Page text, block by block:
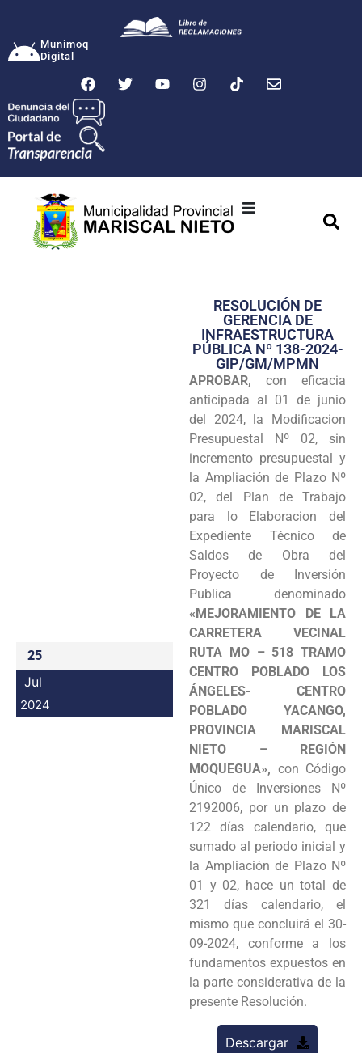
Munimoq
Digital
Transparencia
Seguridad
Programas
Intranet
25
Jul
2024
RESOLUCIÓN DE
GERENCIA DE
INFRAESTRUCTURA
PÚBLICA Nº 138-2024-
GIP/GM/MPMN
APROBAR, con eficacia
anticipada al 01 de junio
del 2024, la Modificacion
Presupuestal Nº 02, sin
incremento presupuestal y
la Ampliación de Plazo Nº
02, del Plan de Trabajo
para lo Elaboracion del
Expediente Técnico de
Saldos de Obra del
Proyecto de Inversión
Publica denominado
«MEJORAMIENTO DE LA
CARRETERA VECINAL
RUTA MO – 518 TRAMO
CENTRO POBLADO LOS
ÁNGELES- CENTRO
POBLADO YACANGO,
PROVINCIA MARISCAL
NIETO – REGIÓN
MOQUEGUA», con Código
Único de Inversiones Nº
2192006, por un plazo de
122 días calendario, que
sumado al periodo inicial y
la Ampliación de Plazo Nº
01 y 02, hace un total de
321 días calendario, el
mismo que concluirá el 30-
09-2024, conforme a los
fundamentos expuestos en
la parte considerativa de la
presente Resolución.
Descargar